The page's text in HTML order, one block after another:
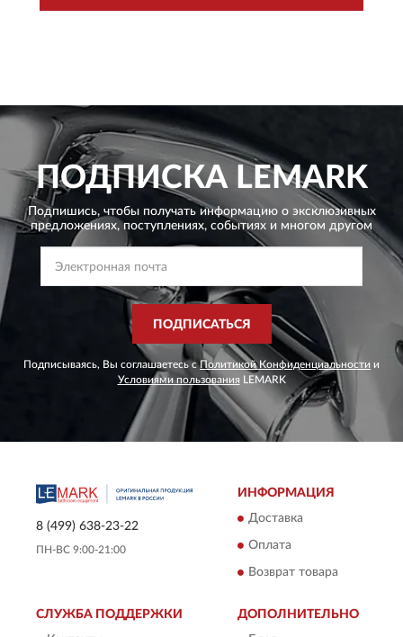
ПОДПИСКАLEMARK
Подпишись, чтобы получать информацию о эксклюзивных
предложениях, поступлениях, событиях и многом другом
ПОДПИСАТЬСЯ
Подписываясь, Вы соглашаетесь сПолитикой Конфиденциальности и
Условиями пользования LEMARK
8 (499) 638-23-22
ПН-ВС 9:00-21:00
ИНФОРМАЦИЯ
Доставка
Оплата
Возврат товара
СЛУЖБА ПОДДЕРЖКИ ДОПОЛНИТЕЛЬНО